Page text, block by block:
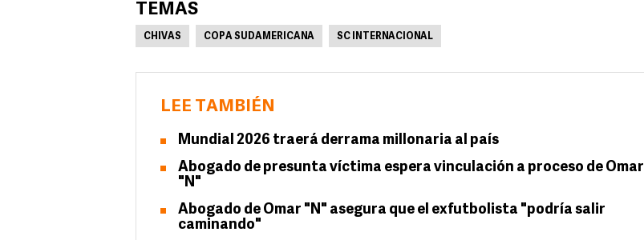
TEMAS
CHIVAS COPA SUDAMERICANA SC INTERNACIONAL
LEE TAMBIÉN
Mundial 2026 traerá derrama millonaria al país
Abogado de presunta víctima espera vinculación a proceso de Omar
"N"
Abogado de Omar "N" asegura que el exfutbolista "podría salir
caminando"